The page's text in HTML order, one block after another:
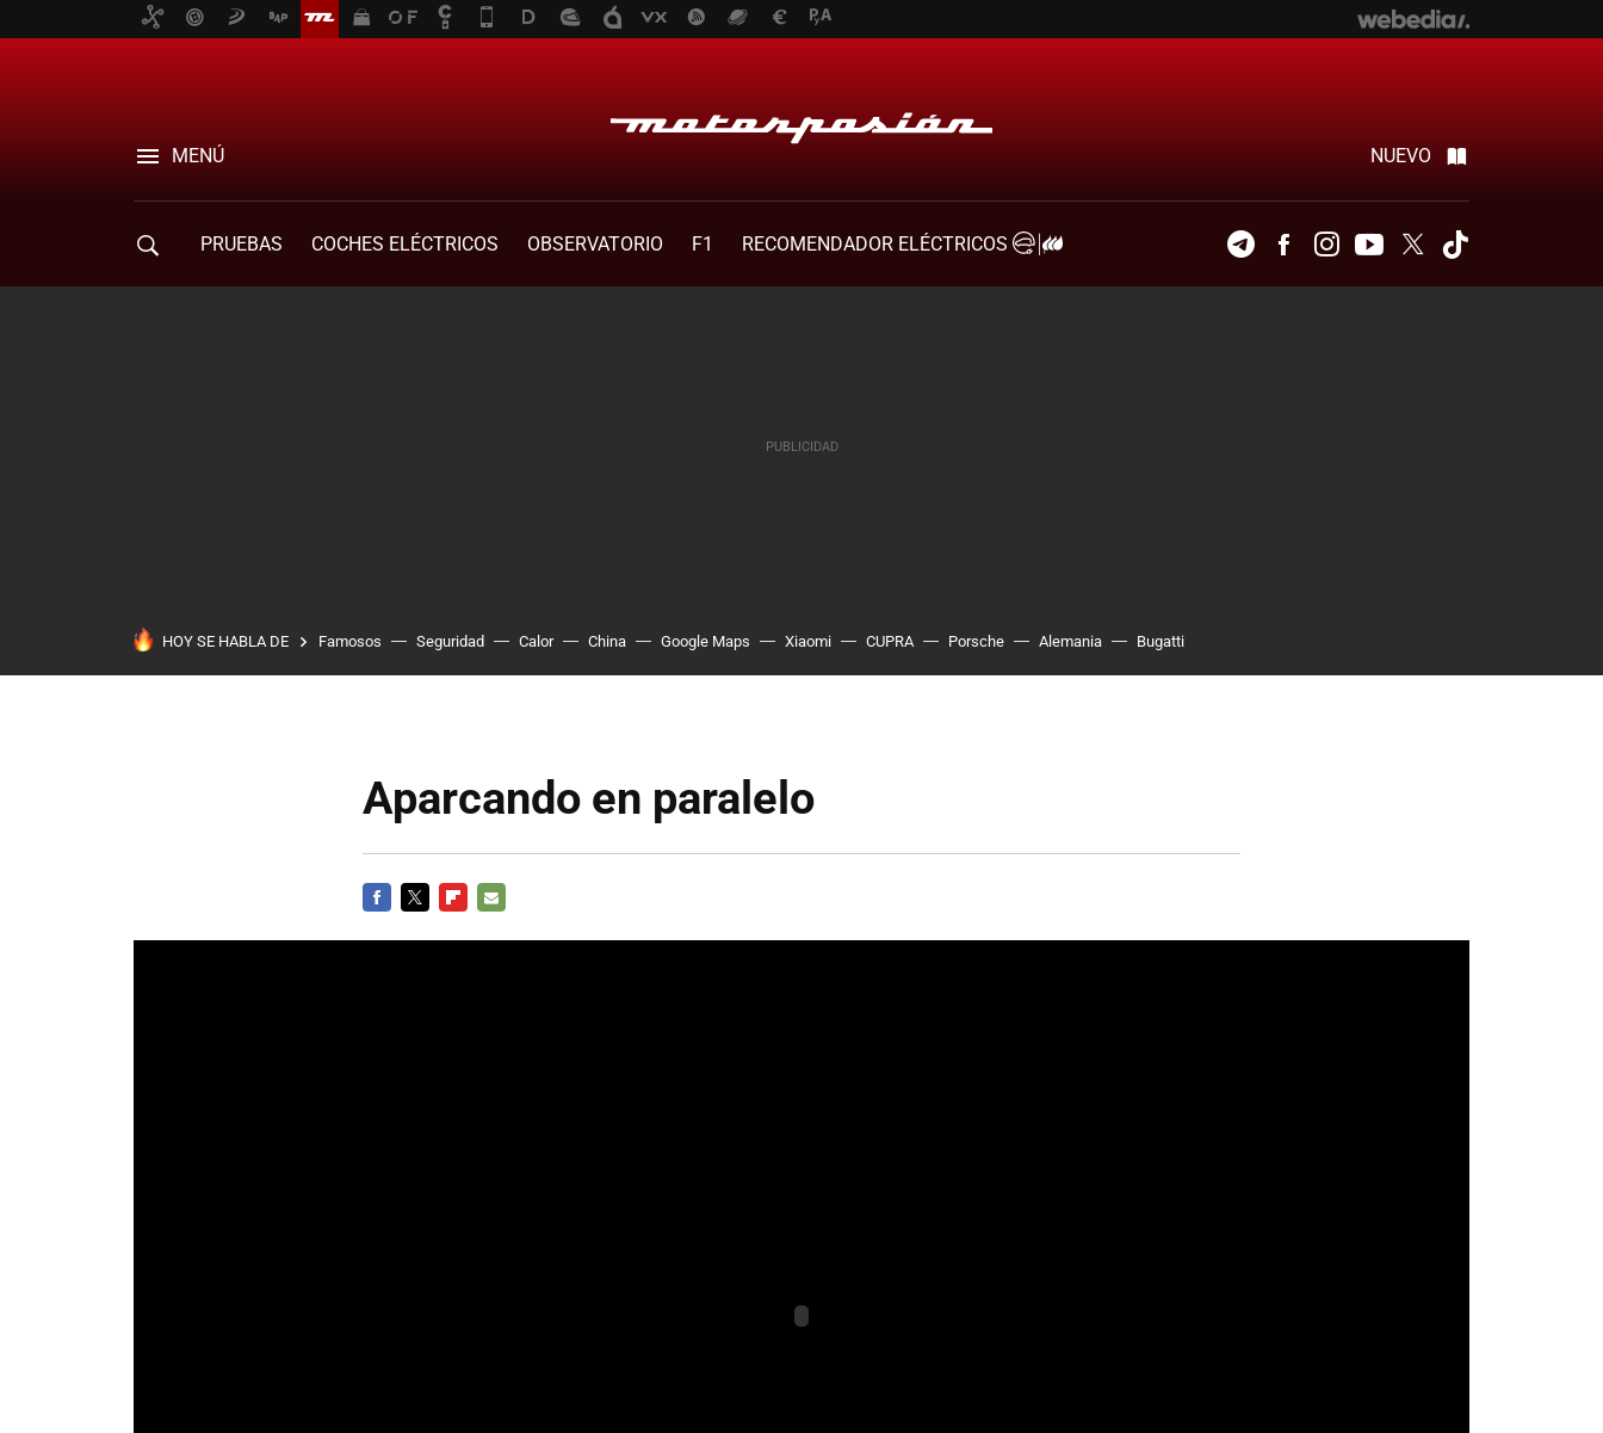
MENÚ NUEVO
PRUEBAS COCHES ELÉCTRICOS OBSERVATORIO F1
RECOMENDADOR ELÉCTRICOS
TelegramFacebookInstagramYoutubeTwitter
HOY SE HABLA DE Famosos Seguridad Calor China Google Maps Xiaomi CUPRA Porsche Alemania Bugatti
Aparcando en paralelo